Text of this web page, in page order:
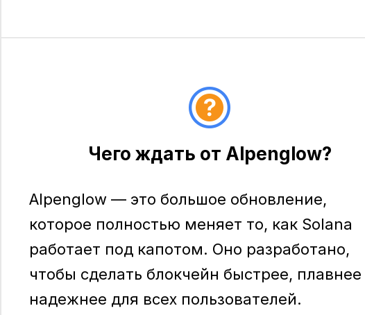
Чего ждать от Alpenglow?
Alpenglow — это большое обновление,
которое полностью меняет то, как Solana
работает под капотом. Оно разработано,
чтобы сделать блокчейн быстрее,
надежнее для всех пользователей.